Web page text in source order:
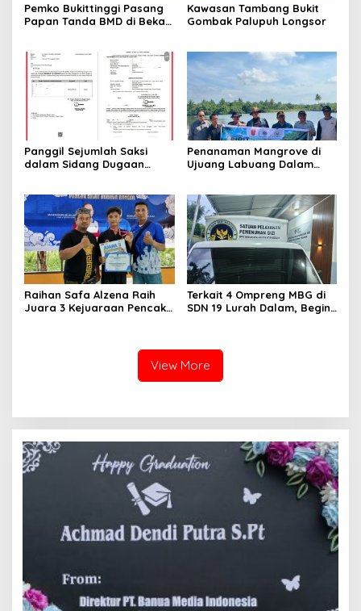
Pemko Bukittinggi Pasang
Papan Tanda BMD di Bekas
Kawasan Tambang Bukit
Gombak Palupuh Longsor
Panggil Sejumlah Saksi
dalam Sidang Dugaan
Penanaman Mangrove di
Ujuang Labuang Dalam
Raihan Safa Alzena Raih
Juara 3 Kejuaraan Pencak
Terkait 4 Ompreng MBG di
SDN 19 Lurah Dalam, Begini
View More